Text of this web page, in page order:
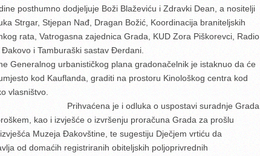
posthumno dodjeljuje Boži Blaževiću i Zdravki Dean, a nositelji
Strgar, Stjepan Nađ, Dragan Božić, Koordinacija braniteljskih
rata, Vatrogasna zajednica Grada, KUD Zora Piškorevci, Radio
i Tamburaški sastav Đerdani.
Generalnog urbanističkog plana gradonačelnik je istaknuo da će
kod Kauflanda, graditi na prostoru Kinološkog centra kod
vlasništvo.
Prihvaćena je i odluka o uspostavi suradnje Grada
kao i izvješće o izvršenju proračuna Grada za prošlu
Muzeja Đakovštine, te sugestiju Dječjem vrtiću da
od domaćih registriranih obiteljskih poljoprivrednih